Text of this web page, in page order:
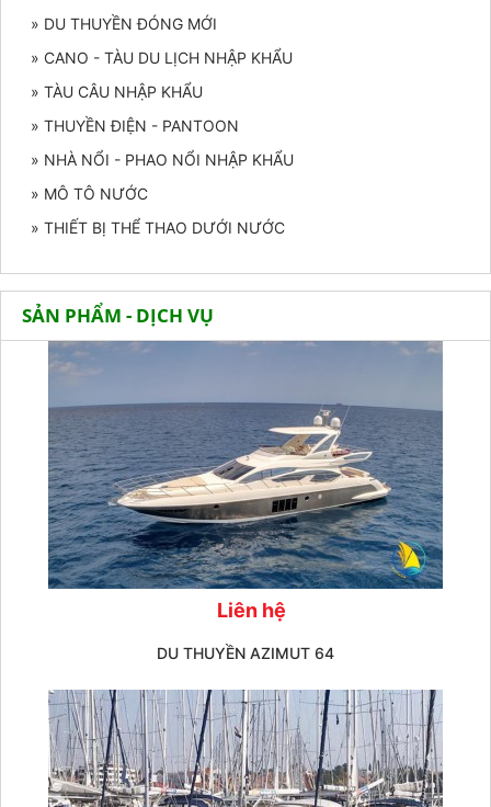
» DU THUYỀN ĐÓNG MỚI
» CANO - TÀU DU LỊCH NHẬP KHẨU
» TÀU CÂU NHẬP KHẨU
» THUYỀN ĐIỆN - PANTOON
» NHÀ NỔI - PHAO NỔI NHẬP KHẨU
» MÔ TÔ NƯỚC
» THIẾT BỊ THỂ THAO DƯỚI NƯỚC
SẢN PHẨM - DỊCH VỤ
Liên hệ
DU THUYỀN AZIMUT 64